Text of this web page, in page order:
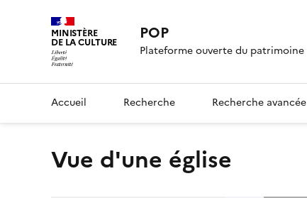
MINISTÈRE
DE LA CULTURE POP
Plateforme ouverte du patrimoine
Accueil Recherche Recherche avancée
Vue d'une église